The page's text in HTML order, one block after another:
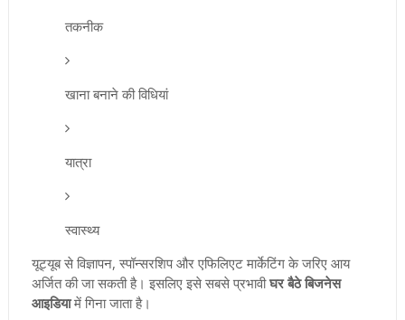
तकनीक
खाना बनाने की विधियां
यात्रा
स्वास्थ्य
यूट्यूब से विज्ञापन, स्पॉन्सरशिप और एफिलिएट मार्केटिंग के जरिए आय
अर्जित की जा सकती है। इसलिए इसे सबसे प्रभावीघर बैठे बिजनेस
आइडियामें गिना जाता है।